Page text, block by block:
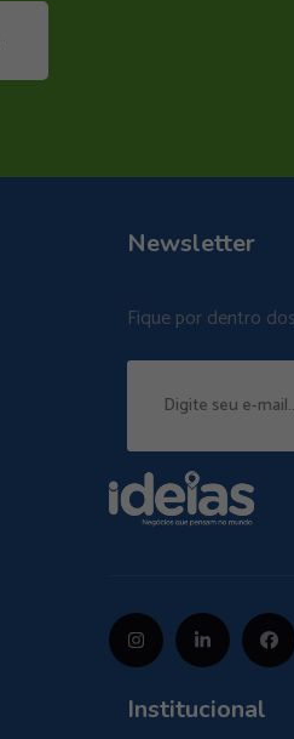
Newsletter
Fique por dentro
Institucional